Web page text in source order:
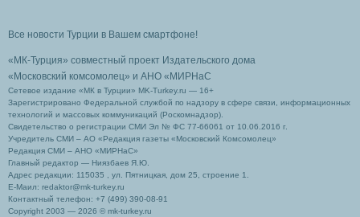
Все новости Турции в Вашем смартфоне!
«МК-Турция» совместный проект Издательского дома
«Московский комсомолец» и АНО «МИРНаС
Сетевое издание «МК в Турции» MK-Turkey.ru — 16+
Зарегистрировано Федеральной службой по надзору в сфере связи, информационных
технологий и массовых коммуникаций (Роскомнадзор).
Свидетельство о регистрации СМИ Эл № ФС 77-66061 от 10.06.2016 г.
Учредитель СМИ – АО «Редакция газеты «Московский Комсомолец»
Редакция СМИ – АНО «МИРНаС»
Главный редактор — Ниязбаев Я.Ю.
Адрес редакции: 115035 , ул. Пятницкая, дом 25, строение 1.
Е-Маил: redaktor@mk-turkey.ru
Контактный телефон: +7 (499) 390-08-91
Copyright 2003 — 2026 © mk-turkey.ru